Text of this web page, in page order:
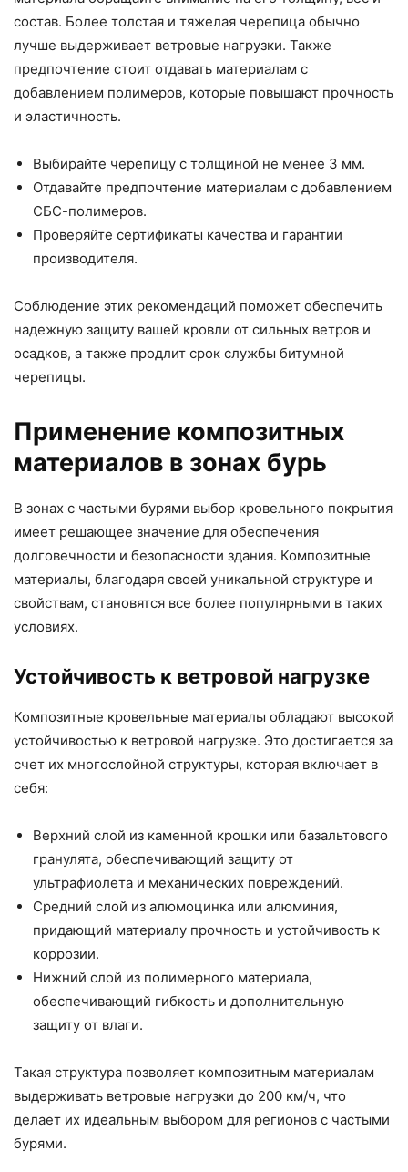
состав. Более толстая и тяжелая черепица обычно
лучше выдерживает ветровые нагрузки. Также
предпочтение стоит отдавать материалам с
добавлением полимеров, которые повышают прочность
и эластичность.
Выбирайте черепицу с толщиной не менее 3 мм.
Отдавайте предпочтение материалам с добавлением
СБС-полимеров.
Проверяйте сертификаты качества и гарантии
производителя.
Соблюдение этих рекомендаций поможет обеспечить
надежную защиту вашей кровли от сильных ветров и
осадков, а также продлит срок службы битумной
черепицы.
Применение композитных
материалов в зонах бурь
В зонах с частыми бурями выбор кровельного покрытия
имеет решающее значение для обеспечения
долговечности и безопасности здания. Композитные
материалы, благодаря своей уникальной структуре и
свойствам, становятся все более популярными в таких
условиях.
Устойчивость к ветровой нагрузке
Композитные кровельные материалы обладают высокой
устойчивостью к ветровой нагрузке. Это достигается за
счет их многослойной структуры, которая включает в
себя:
Верхний слой из каменной крошки или базальтового
гранулята, обеспечивающий защиту от
ультрафиолета и механических повреждений.
Средний слой из алюмоцинка или алюминия,
придающий материалу прочность и устойчивость к
коррозии.
Нижний слой из полимерного материала,
обеспечивающий гибкость и дополнительную
защиту от влаги.
Такая структура позволяет композитным материалам
выдерживать ветровые нагрузки до 200 км/ч, что
делает их идеальным выбором для регионов с частыми
бурями.